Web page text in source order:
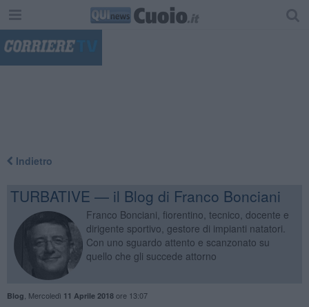
Indietro
TURBATIVE — il Blog di Franco Bonciani
Franco Bonciani, fiorentino, tecnico, docente e
dirigente sportivo, gestore di impianti natatori.
Con uno sguardo attento e scanzonato su
quello che gli succede attorno
Blog Mercoledì 11 Aprile 2018ore 13:07